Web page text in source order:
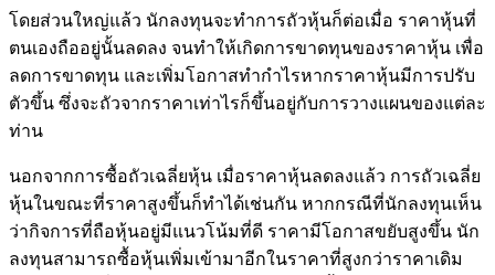
โดยส่วนใหญ่แล้ว นักลงทุนจะทำการถัวหุ้นก็ต่อเมื่อ ราคาหุ้นที่
ตนเองถืออยู่นั้นลดลง จนทำให้เกิดการขาดทุนของราคาหุ้น เพื่อ
ลดการขาดทุน และเพิ่มโอกาสทำกำไรหากราคาหุ้นมีการปรับ
ตัวขึ้น ซึ่งจะถัวจากราคาเท่าไรก็ขึ้นอยู่กับการวางแผนของแต่ละ
ท่าน
นอกจากการซื้อถัวเฉลี่ยหุ้น เมื่อราคาหุ้นลดลงแล้ว การถัวเฉลี่ย
หุ้นในขณะที่ราคาสูงขึ้นก็ทำได้เช่นกัน หากกรณีที่นักลงทุนเห็น
ว่ากิจการที่ถือหุ้นอยู่มีแนวโน้มที่ดี ราคามีโอกาสขยับสูงขึ้น นัก
ลงทุนสามารถซื้อหุ้นเพิ่มเข้ามาอีกในราคาที่สูงกว่าราคาเดิม